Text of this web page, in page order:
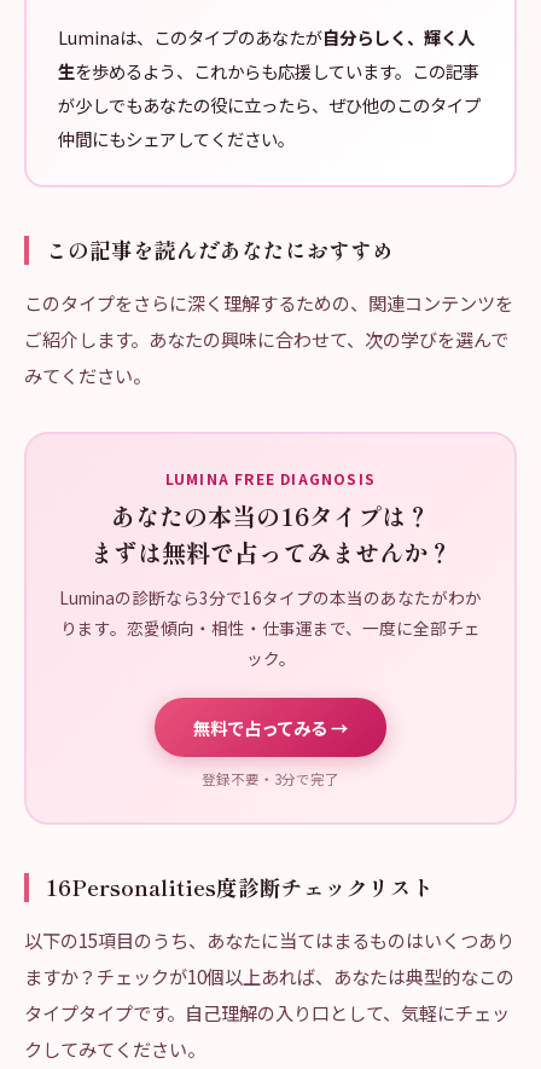
Luminaは、このタイプのあなたが自分らしく、輝く人
生を歩めるよう、これからも応援しています。この記事
が少しでもあなたの役に立ったら、ぜひ他のこのタイプ
仲間にもシェアしてください。
この記事を読んだあなたにおすすめ
このタイプをさらに深く理解するための、関連コンテンツを
ご紹介します。あなたの興味に合わせて、次の学びを選んで
みてください。
LUMINA FREE DIAGNOSIS
あなたの本当の16タイプは？
まずは無料で占ってみませんか？
Luminaの診断なら3分で16タイプの本当のあなたがわか
ります。恋愛傾向・相性・仕事運まで、一度に全部チェ
ック。
無料で占ってみる →
登録不要・3分で完了
16Personalities度診断チェックリスト
以下の15項目のうち、あなたに当てはまるものはいくつあり
ますか？チェックが10個以上あれば、あなたは典型的なこの
タイプタイプです。自己理解の入り口として、気軽にチェッ
クしてみてください。